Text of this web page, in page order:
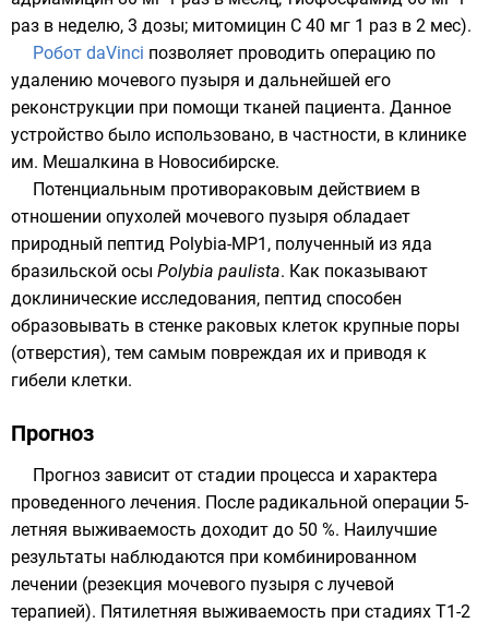
раз в неделю, 3 дозы; митомицин С 40 мг 1 раз в 2 мес).
Робот daVinci позволяет проводить операцию по
удалению мочевого пузыря и дальнейшей его
реконструкции при помощи тканей пациента. Данное
устройство было использовано, в частности, в клинике
им. Мешалкина в Новосибирске.
Потенциальным противораковым действием в
отношении опухолей мочевого пузыря обладает
природный пептид Polybia-MP1, полученный из яда
бразильской осы Polybia paulista. Как показывают
доклинические исследования, пептид способен
образовывать в стенке раковых клеток крупные поры
(отверстия), тем самым повреждая их и приводя к
гибели клетки.
Прогноз
Прогноз зависит от стадии процесса и характера
проведенного лечения. После радикальной операции 5-
летняя выживаемость доходит до 50 %. Наилучшие
результаты наблюдаются при комбинированном
лечении (резекция мочевого пузыря с лучевой
терапией). Пятилетняя выживаемость при стадиях Т1-2